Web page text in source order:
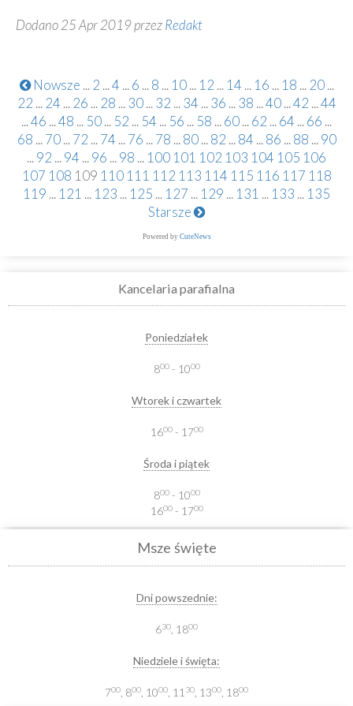
Dodano 25 Apr 2019 przezRedakt
Nowsze ... 2 ...4 ... 6 ... 8 ... 10 ... 12 ... 14 ... 16 ... 18 ... 20 ...
22 ... 24 ... 26 ... 28 ... 30 ... 32 ... 34 ... 36 ... 38 ...40 ...42 ...44
...46 ...48 ... 50... 52 ... 54 ... 56 ... 58 ...60...62 ...64 ...66 ...
68 ... 70 ... 72 ... 74 ... 76 ... 78 ... 80 ... 82 ... 84 ... 86 ... 88 ... 90
...92 ...94 ...96 ...98 ... 100 101 102 103 104 105 106
107 108 109 110 111 112 113 114 115 116 117 118
119 ... 121 ... 123 ... 125 ... 127 ... 129 ... 131 ... 133 ... 135
Starsze
Powered by CuteNews
Kancelaria parafialna
Poniedziałek
800- 1000
Wtorek i czwartek
1600- 1700
Środa i piątek
800- 1000
1600- 1700
Msze święte
Dni powszednie:
630 , 1800
Niedziele i święta:
700 , 800 , 1000 , 11 30 , 1300 , 1800